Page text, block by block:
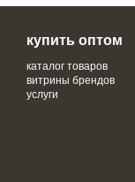
купить оптом
каталог товаров
витрины брендов
услуги